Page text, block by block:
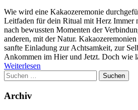
Wie wird eine Kakaozeremonie
Leitfaden für dein Ritual mit Herz Immer
nach bewussten Momenten der
anderen, mit der Natur.
sanfte Einladung zur Achtsamkeit, zur
Ankommen im Hier und Jetzt. Doch wie
Weiterlesen
Suchen
nach:
Archiv